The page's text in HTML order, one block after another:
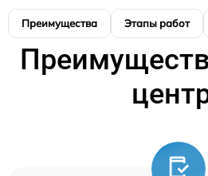
Преимущества Этапы работ